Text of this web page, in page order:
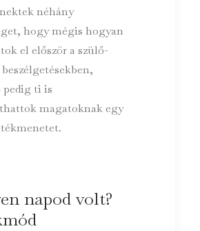
néhány
hogy mégis hogyan
el először a szülő-
pedig ti is
magatoknak egy
napod volt?